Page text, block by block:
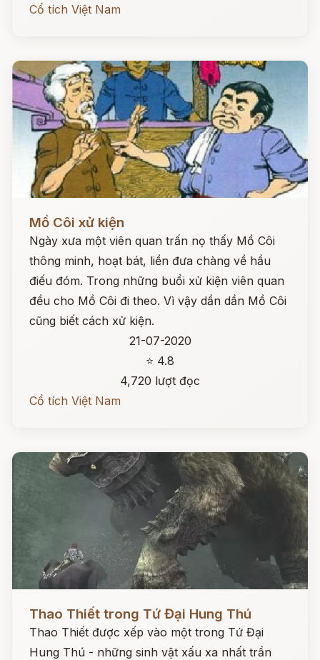
Cổ tích Việt Nam
Đọc ngay
Mồ Côi xử kiện
Ngày xưa một viên quan trấn nọ thấy Mồ Côi
thông minh, hoạt bát, liền đưa chàng về hầu
điếu đóm. Trong những buổi xử kiện viên quan
đều cho Mồ Côi đi theo. Vì vậy dần dần Mồ Côi
cũng biết cách xử kiện.
21-07-2020
⭐ 4.8
4,720 lượt đọc
Cổ tích Việt Nam
Thao Thiết trong Tứ Đại Hung Thú
Thao Thiết được xếp vào một trong Tứ Đại
Hung Thú - những sinh vật xấu xa nhất trần